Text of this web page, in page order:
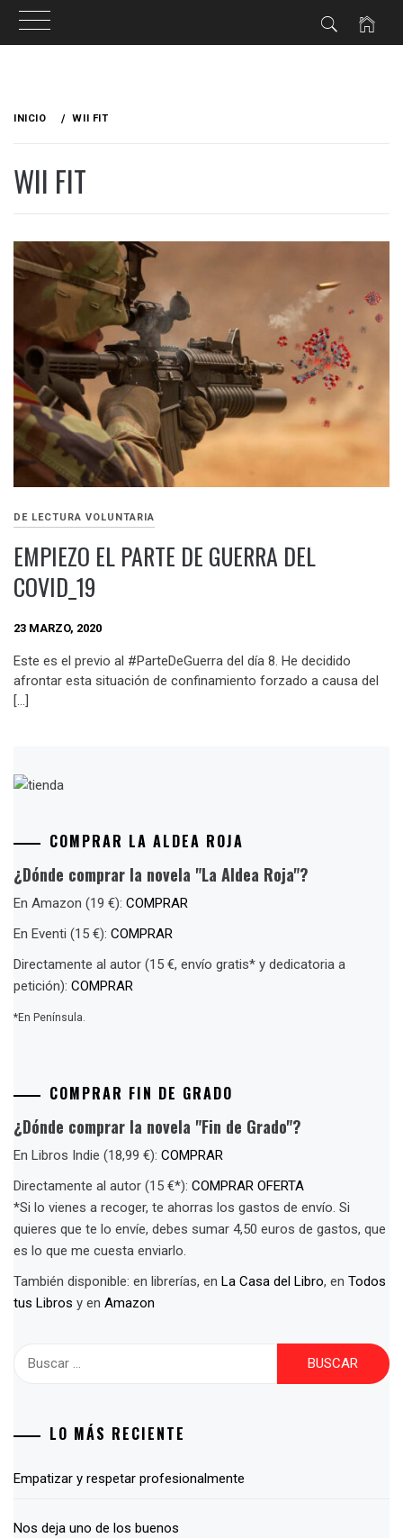
INICIO WII FIT
WII FIT
DE LECTURA VOLUNTARIA
EMPIEZO EL PARTE DE GUERRA DEL
COVID_19
23 MARZO, 2020
Este es el previo al #ParteDeGuerra del día 8. He decidido
afrontar esta situación de confinamiento forzado a causa del
[…]
COMPRAR LA ALDEA ROJA
¿Dónde comprar la novela "La Aldea Roja"?
En Amazon (19 €): COMPRAR
En Eventi (15 €): COMPRAR
Directamente al autor (15 €, envío gratis* y dedicatoria a
petición): COMPRAR
*En Península.
COMPRAR FIN DE GRADO
¿Dónde comprar la novela "Fin de Grado"?
En Libros Indie (18,99 €): COMPRAR
Directamente al autor (15 €*): COMPRAR OFERTA
*Si lo vienes a recoger, te ahorras los gastos de envío. Si
quieres que te lo envíe, debes sumar 4,50 euros de gastos, que
es lo que me cuesta enviarlo.
También disponible: en librerías, en La Casa del Libro, en Todos
tus Libros y en Amazon
LO MÁS RECIENTE
Empatizar y respetar profesionalmente
Nos deja uno de los buenos